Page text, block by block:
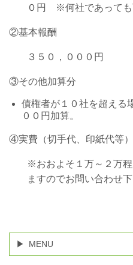
０円 ※何社であっても
②基本報酬
３５０，０００円
③その他加算分
債権者が１０社を超える
００円加算。
④実費（切手代、印紙代等）
※おおよそ１万～２万
ますのでお問い合わせ
MENU